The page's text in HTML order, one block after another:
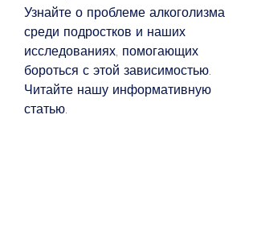
Узнайте о проблеме алкоголизма
среди подростков и наших
исследованиях, помогающих
бороться с этой зависимостью.
Читайте нашу информативную
статью.